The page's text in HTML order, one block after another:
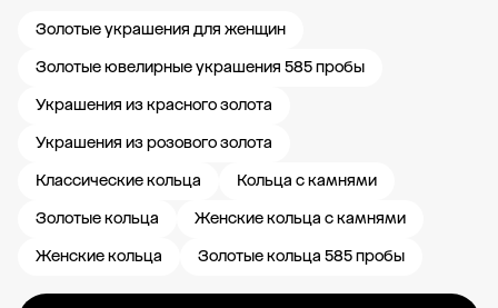
Золотые украшения для женщин
Золотые ювелирные украшения 585 пробы
Украшения из красного золота
Украшения из розового золота
Классические кольца
Кольца с камнями
Золотые кольца
Женские кольца с камнями
Женские кольца
Золотые кольца 585 пробы